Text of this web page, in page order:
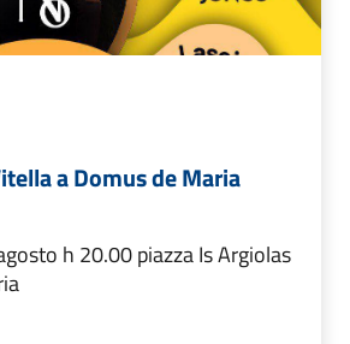
a Domus de Maria
h 20.00 piazza Is Argiolas